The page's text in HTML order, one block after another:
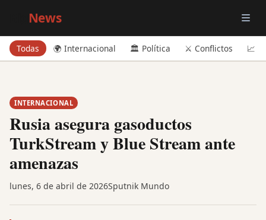
News
Todas 🌍 Internacional 🏛️ Política ⚔️ Conflictos 📈
INTERNACIONAL
Rusia asegura gasoductos
TurkStream y Blue Stream ante
amenazas
lunes, 6 de abril de 2026Sputnik Mundo